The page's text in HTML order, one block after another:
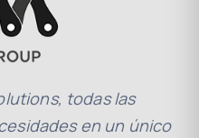
todas las
en un único